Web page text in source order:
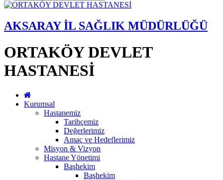
AKSARAY İL SAĞLIK MÜDÜRLÜĞÜ
ORTAKÖY DEVLET
HASTANESİ
Kurumsal
Hastanemiz
Tarihçemiz
Değerlerimiz
Amaç ve Hedeflerimiz
Misyon & Vizyon
Hastane Yönetimi
Başhekim
Başhekim